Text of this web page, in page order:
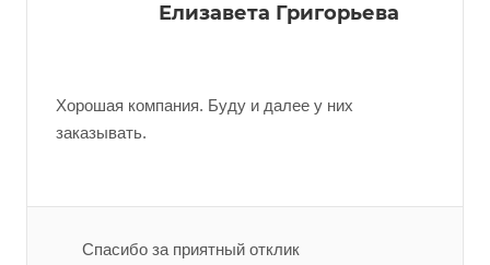
Елизавета Григорьева
Хорошая компания. Буду и далее у них
заказывать.
Спасибо за приятный отклик